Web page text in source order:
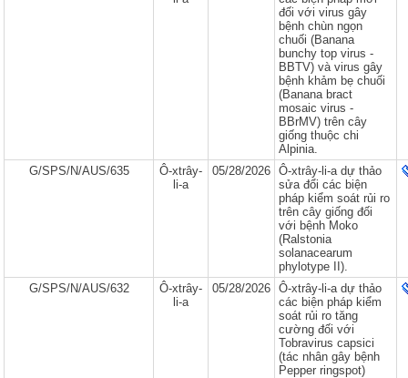
đối với virus gây
bệnh chùn ngọn
chuối (Banana
bunchy top virus -
BBTV) và virus gây
bệnh khảm bẹ chuối
(Banana bract
mosaic virus -
BBrMV) trên cây
giống thuộc chi
Alpinia.
G/SPS/N/AUS/635
Ô-xtrây-
li-a
05/28/2026
Ô-xtrây-li-a dự thảo
sửa đổi các biện
pháp kiểm soát rủi ro
trên cây giống đối
với bệnh Moko
(Ralstonia
solanacearum
phylotype II).
G/SPS/N/AUS/632
Ô-xtrây-
li-a
05/28/2026
Ô-xtrây-li-a dự thảo
các biện pháp kiểm
soát rủi ro tăng
cường đối với
Tobravirus capsici
(tác nhân gây bệnh
Pepper ringspot)